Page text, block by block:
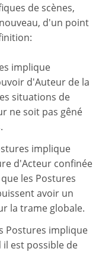
de scènes,
d'un point
implique
d'Auteur de la
situations de
ne soit pas gêné
implique
d'Acteur confinée
les Postures
avoir un
la trame globale.
Postures implique
est possible de